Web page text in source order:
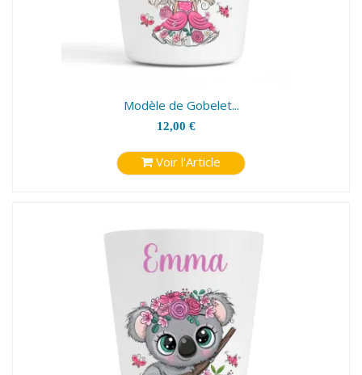
Modèle de Gobelet...
12,00 €
Voir l'Article